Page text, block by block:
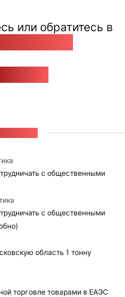
или обратитесь в
с общественными
с общественными
область 1 тонну
торговле товарами в ЕАЭС